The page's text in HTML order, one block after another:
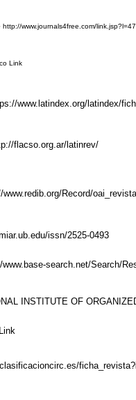
http://www.journals4free.com/
Link
www.latindex.org/latindex/
flacso.org.ar/latinrev/
www.redib.org/Record/
issn/2525-0493
www.base-search.net/Search/
INSTITUTE OF
Link